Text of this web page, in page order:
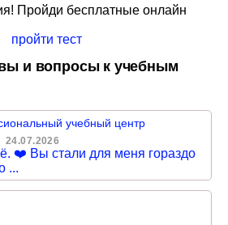
Пройди бесплатные онлайн
пройти тест
и вопросы к учебным
учебный центр
24.07.2026
❤️ Вы стали для меня гораздо
...